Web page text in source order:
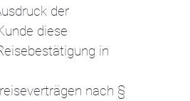
der
diese
in
nach §